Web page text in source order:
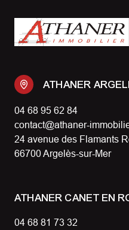
ATHANER
04 68 95 62 84
contact@athaner-
24 avenue des Flamants
66700 Argelès-sur-Mer
ATHANER CANET EN
04 68 81 73 32